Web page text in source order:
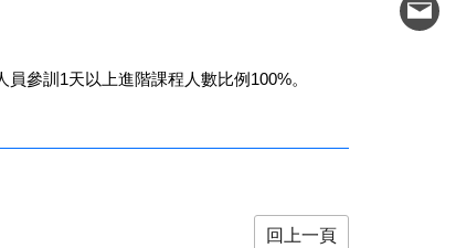
參訓1天以上進階課程人數比例100%。
回上一頁